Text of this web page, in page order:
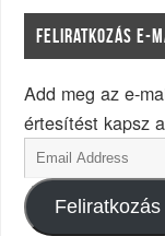
FELIRATKOZÁS E-
Add meg az e-
értesítést kapsz
Feliratkozás